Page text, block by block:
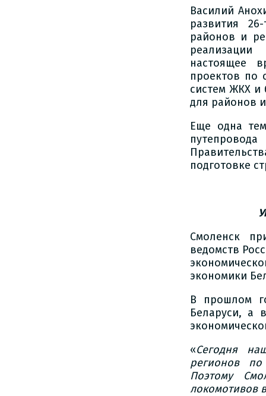
Василий
развития
районов и
настоящее
проектов по
систем ЖКХ и
для районов
Еще одна
подготовке
Смоленск
ведомств
экономики
В прошлом
Беларуси, а
«Сегодня
регионов по
Поэтому
локомотивов